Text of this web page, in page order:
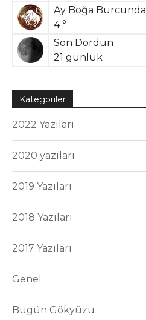
Ay Boğa Burcunda
4 °
Son Dördün
21 günlük
Kategoriler
2022 Yazıları
2020 yazıları
2019 Yazıları
2018 Yazıları
2017 Yazıları
Genel
Bugün Gökyüzü